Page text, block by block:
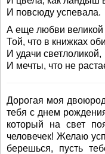
И повсюду успевала.
А еще любви
Той, что в книжках
И удачи светлоликой,
И мечты, что не
Дорогая моя
тебя с днем
который на свет
человечек! Желаю
берешься, пусть